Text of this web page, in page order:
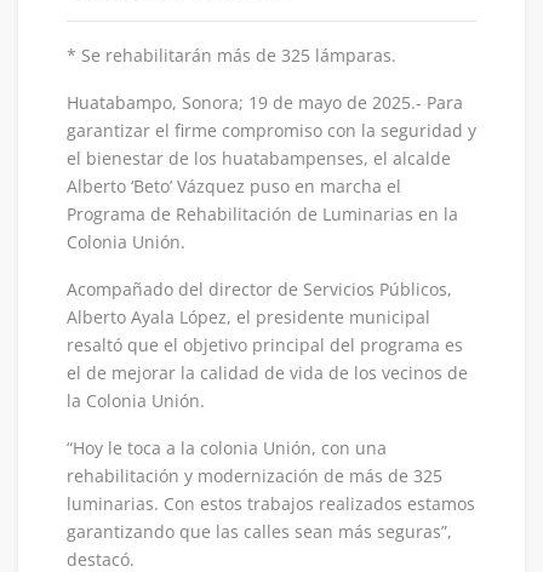
* Se rehabilitarán más de 325 lámparas.
Huatabampo, Sonora; 19 de mayo de 2025.- Para
garantizar el firme compromiso con la seguridad y
el bienestar de los huatabampenses, el alcalde
Alberto ‘Beto’ Vázquez puso en marcha el
Programa de Rehabilitación de Luminarias en la
Colonia Unión.
Acompañado del director de Servicios Públicos,
Alberto Ayala López, el presidente municipal
resaltó que el objetivo principal del programa es
el de mejorar la calidad de vida de los vecinos de
la Colonia Unión.
“Hoy le toca a la colonia Unión, con una
rehabilitación y modernización de más de 325
luminarias. Con estos trabajos realizados estamos
garantizando que las calles sean más seguras”,
destacó.